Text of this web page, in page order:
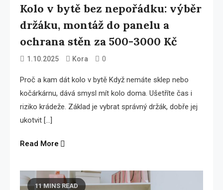
Kolo v bytě bez nepořádku: výběr
držáku, montáž do panelu a
ochrana stěn za 500-3000 Kč
1.10.2025 Kora 0
Proč a kam dát kolo v bytě Když nemáte sklep nebo
kočárkárnu, dává smysl mít kolo doma. Ušetříte čas i
riziko krádeže. Základ je vybrat správný držák, dobře jej
ukotvit […]
Read More
11 MINS READ